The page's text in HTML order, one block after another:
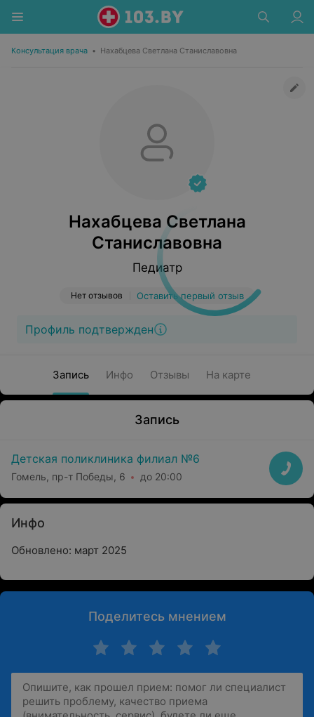
Консультация врача • Нахабцева Светлана Станиславовна
Нахабцева Светлана
Станиславовна
Педиатр
Нет отзывов Оставить первый отзыв
Профиль подтвержден
Запись Инфо Отзывы На карте
Запись
Детская поликлиника филиал №6
Гомель, пр-т Победы, 6 до 20:00
Инфо
Обновлено: март 2025
Поделитесь мнением